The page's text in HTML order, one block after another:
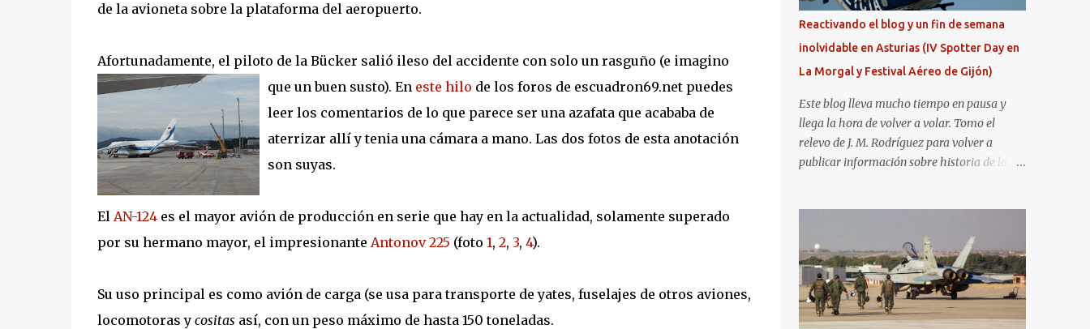
de la avioneta sobre la plataforma del aeropuerto.
Afortunadamente, el piloto de la Bücker salió ileso del accidente con solo un rasguño (e imagino
que un buen susto). En este hilo de los foros de escuadron69.net puedes
leer los comentarios de lo que parece ser una azafata que acababa de
aterrizar allí y tenia una cámara a mano. Las dos fotos de esta anotación
son suyas.
El AN-124es el mayor avión de producción en serie que hay en la actualidad, solamente superado
por su hermano mayor, el impresionante Antonov 225 (foto 1, 2, 3, 4).
Su uso principal es como avión de carga (se usa para transporte de yates, fuselajes de otros aviones,
locomotoras y cositas así, con un peso máximo de hasta 150 toneladas.
Reactivando el blog y un fin de semana
inolvidable en Asturias (IV Spotter Day en
La Morgal y Festival Aéreo de Gijón)
Este blog lleva mucho tiempo en pausa y
llega la hora de volver a volar. Tomo el
relevo de J. M. Rodríguez para volver a
publicar información sobre historia de la
que pido un poco de paciencia hasta que
todo se ponga en marcha de nuevo. Mientras
tanto, os dejo con algunas de las imágenes
que tomé este pasado fin de semana. El
sábado 23 de julio de 2022 asistí, gracias a